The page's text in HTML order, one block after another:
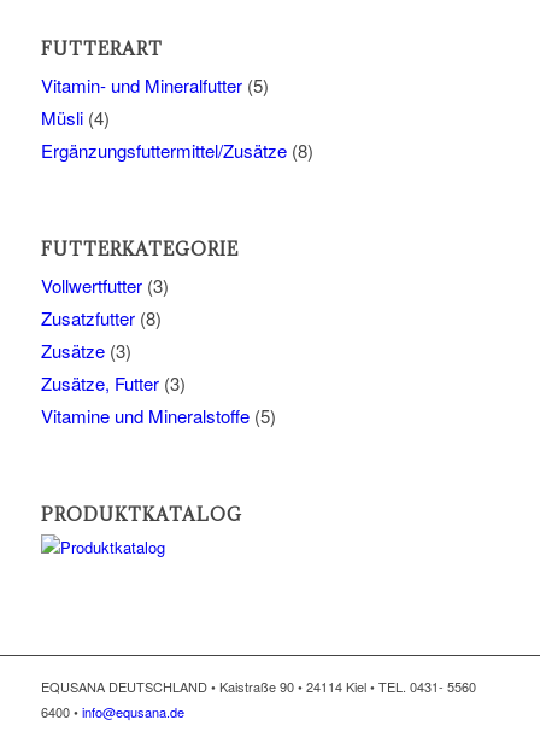
FUTTERART
Vitamin- und Mineralfutter (5)
Müsli (4)
Ergänzungsfuttermittel/Zusätze (8)
FUTTERKATEGORIE
Vollwertfutter (3)
Zusatzfutter (8)
Zusätze (3)
Zusätze, Futter (3)
Vitamine und Mineralstoffe (5)
PRODUKTKATALOG
EQUSANA DEUTSCHLAND • Kaistraße 90 • 24114 Kiel • TEL. 0431- 5560
6400 •info@equsana.de